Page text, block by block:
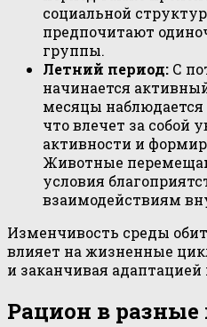
социальной
предпочитают
группы.
Летний период: С
начинается
месяцы
что влечет за собой
активности и
Животные
условия
взаимодействиям
Изменчивость среды
влияет на жизненные
и заканчивая
Рацион в